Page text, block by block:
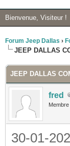
Bienvenue, Visiteur !
Forum Jeep Dallas ›
JEEP DALLAS
JEEP DALLAS
fred
30-01-